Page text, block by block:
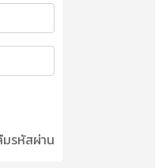
มรหัสผ่าน